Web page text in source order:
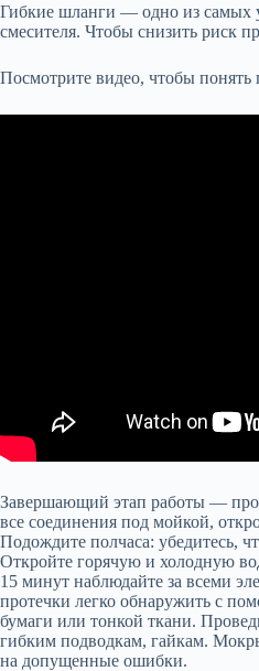
Гибкие шланги — одно из самых
смесителя. Чтобы снизить риск
Посмотрите видео, чтобы
Завершающий этап работы —
все соединения под мойкой,
Подождите полчаса: убедитесь,
Откройте горячую и холодную
15 минут наблюдайте за всеми
протечки легко обнаружить с
бумаги или тонкой ткани.
гибким подводкам, гайкам.
на допущенные ошибки.